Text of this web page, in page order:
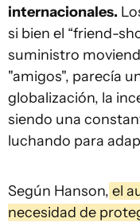
internacionales.
si bien el “friend-
suministro
"amigos", parecía
globalización, la
siendo una
luchando para
Según Hanson, el
necesidad de